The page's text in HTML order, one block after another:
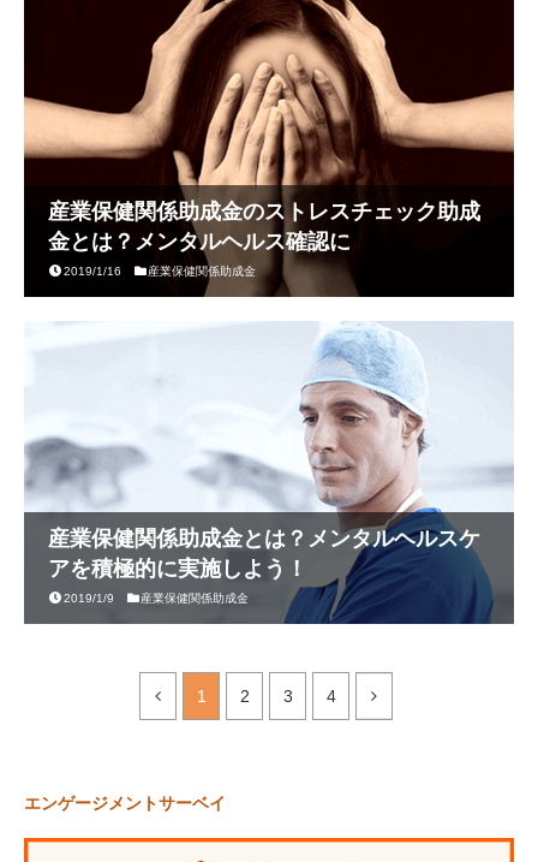
産業保健関係助成金のストレスチェック助成
金とは？メンタルヘルス確認に
2019/1/16 産業保健関係助成金
産業保健関係助成金とは？メンタルヘルスケ
アを積極的に実施しよう！
2019/1/9 産業保健関係助成金
1 2 3 4
エンゲージメントサーベイ